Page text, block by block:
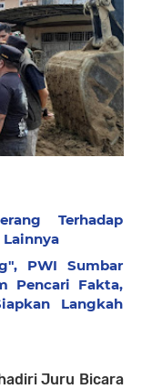
Terhadap
PWI Sumbar
Pencari Fakta,
Langkah
Juru Bicara